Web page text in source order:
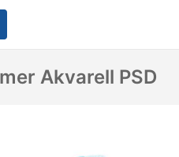
Akvarell PSD